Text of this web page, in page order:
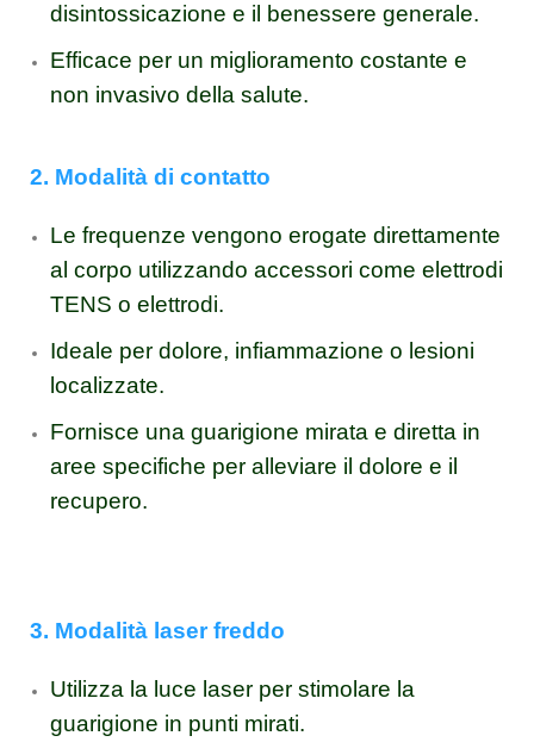
disintossicazione e il benessere generale.
Efficace per un miglioramento costante e
non invasivo della salute.
2. Modalità di contatto
Le frequenze vengono erogate direttamente
al corpo utilizzando accessori come elettrodi
TENS o elettrodi.
Ideale per dolore, infiammazione o lesioni
localizzate.
Fornisce una guarigione mirata e diretta in
aree specifiche per alleviare il dolore e il
recupero.
3. Modalità laser freddo
Utilizza la luce laser per stimolare la
guarigione in punti mirati.